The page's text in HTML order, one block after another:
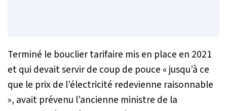
Terminé le bouclier tarifaire mis en place en 2021
et qui devait servir de coup de pouce « jusqu’à ce
que le prix de l’électricité redevienne raisonnable
», avait prévenu l’ancienne ministre de la